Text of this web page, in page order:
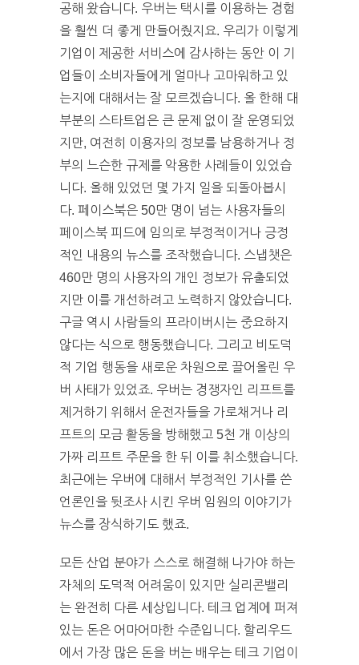
공해 왔습니다. 우버는 택시를 이용하는 경험
을 훨씬 더 좋게 만들어줬지요. 우리가 이렇게
기업이 제공한 서비스에 감사하는 동안 이 기
업들이 소비자들에게 얼마나 고마워하고 있
는지에 대해서는 잘 모르겠습니다. 올 한해 대
부분의 스타트업은 큰 문제 없이 잘 운영되었
지만, 여전히 이용자의 정보를 남용하거나 정
부의 느슨한 규제를 악용한 사례들이 있었습
니다. 올해 있었던 몇 가지 일을 되돌아봅시
다. 페이스북은 50만 명이 넘는 사용자들의
페이스북 피드에 임의로 부정적이거나 긍정
적인 내용의 뉴스를 조작했습니다. 스냅챗은
460만 명의 사용자의 개인 정보가 유출되었
지만 이를 개선하려고 노력하지 않았습니다.
구글 역시 사람들의 프라이버시는 중요하지
않다는 식으로 행동했습니다. 그리고 비도덕
적 기업 행동을 새로운 차원으로 끌어올린 우
버 사태가 있었죠. 우버는 경쟁자인 리프트를
제거하기 위해서 운전자들을 가로채거나 리
프트의 모금 활동을 방해했고 5천 개 이상의
가짜 리프트 주문을 한 뒤 이를 취소했습니다.
최근에는 우버에 대해서 부정적인 기사를 쓴
언론인을 뒷조사 시킨 우버 임원의 이야기가
뉴스를 장식하기도 했죠.
모든 산업 분야가 스스로 해결해 나가야 하는
자체의 도덕적 어려움이 있지만 실리콘밸리
는 완전히 다른 세상입니다. 테크 업계에 퍼져
있는 돈은 어마어마한 수준입니다. 할리우드
에서 가장 많은 돈을 버는 배우는 테크 기업이